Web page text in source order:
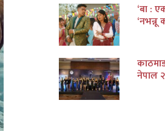
‘बा :
‘नभन्नू
नेपाल